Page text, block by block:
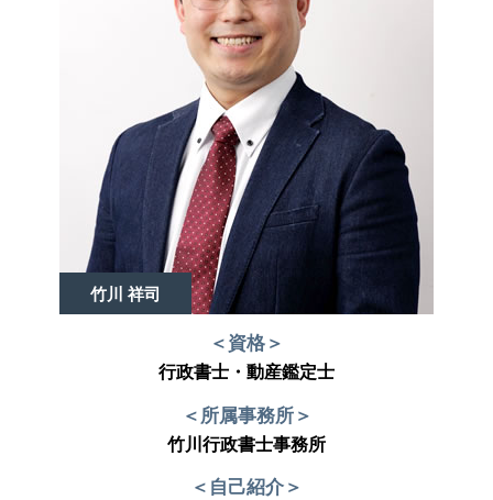
竹川 祥司
＜資格＞
行政書士・動産鑑定士
＜所属事務所＞
竹川行政書士事務所
＜自己紹介＞